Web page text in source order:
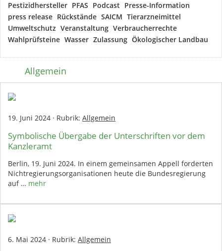
Pestizidhersteller PFAS Podcast Presse-Information
press release Rückstände SAICM Tierarzneimittel
Umweltschutz Veranstaltung Verbraucherrechte
Wahlprüfsteine Wasser Zulassung Ökologischer Landbau
Allgemein
19. Juni 2024 · Rubrik: Allgemein
Symbolische Übergabe der Unterschriften vor dem
Kanzleramt
Berlin, 19. Juni 2024. In einem gemeinsamen Appell forderten
Nichtregierungsorganisationen heute die Bundesregierung
auf … mehr
6. Mai 2024 · Rubrik: Allgemein